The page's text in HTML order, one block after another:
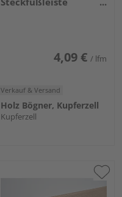
4,09 € / lfm
Verkauf & Versand
Holz Bögner, Kupferzell
Kupferzell